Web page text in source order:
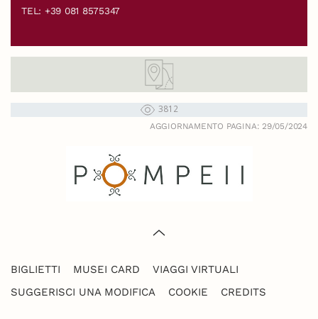
TEL: +39 081 8575347
3812
AGGIORNAMENTO PAGINA: 29/05/2024
BIGLIETTI MUSEI CARD
VIAGGI VIRTUALI
SUGGERISCI UNA MODIFICA
COOKIE CREDITS